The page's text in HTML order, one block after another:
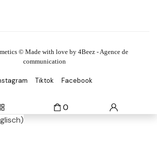
© Made with love by 4Beez - Agence de
communication
Tiktok Facebook
0
)